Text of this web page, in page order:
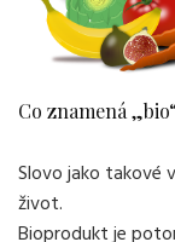
Co znamená
Slovo jako takové
život.
Bioprodukt je